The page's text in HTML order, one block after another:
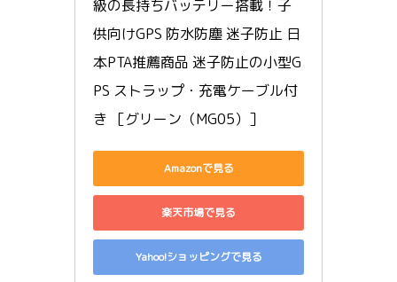
級の長持ちバッテリー搭載！子
供向けGPS 防水防塵 迷子防止 日
本PTA推薦商品 迷子防止の小型G
PS ストラップ・充電ケーブル付
き ［グリーン（MG05）］
Amazonで見る
楽天市場で見る
Yahoo!ショッピングで見る